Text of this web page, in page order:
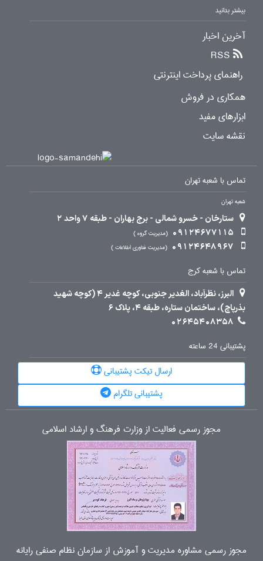
بیشتر بدانید
آخرین اخبار
RSS
راهنمای پرداخت اینترنتی
همکاری در فروش
ابزارهای مفید
نقشه سایت
تماس با شعبه تهران
شعبه تهران
ستارخان - خسرو شمالی - برج بهاران - طبقه 7 واحد 2
09124677115
مدیریت گروه
09124648967 مدیریت فناوری اطلاعات
تماس با شعبه کرج
البرز، نظرآباد، الغدیر جنوبی، کوچه غدیر 4 (کوچه شهید
بذرپاچ)، ساختمان ستاره، طبقه 4، پلاک 6
02645408358
پشتیبانی 24 ساعته
ارسال تیکت پشتیبانی
پشتیبانی تلگرام
مجوز رسمی فعالیت از وزارت فرهنگ و ارشاد اسلامی
مجوز رسمی مشاوره مدیریت و آموزش از سازمان نظام صنفی رایانه